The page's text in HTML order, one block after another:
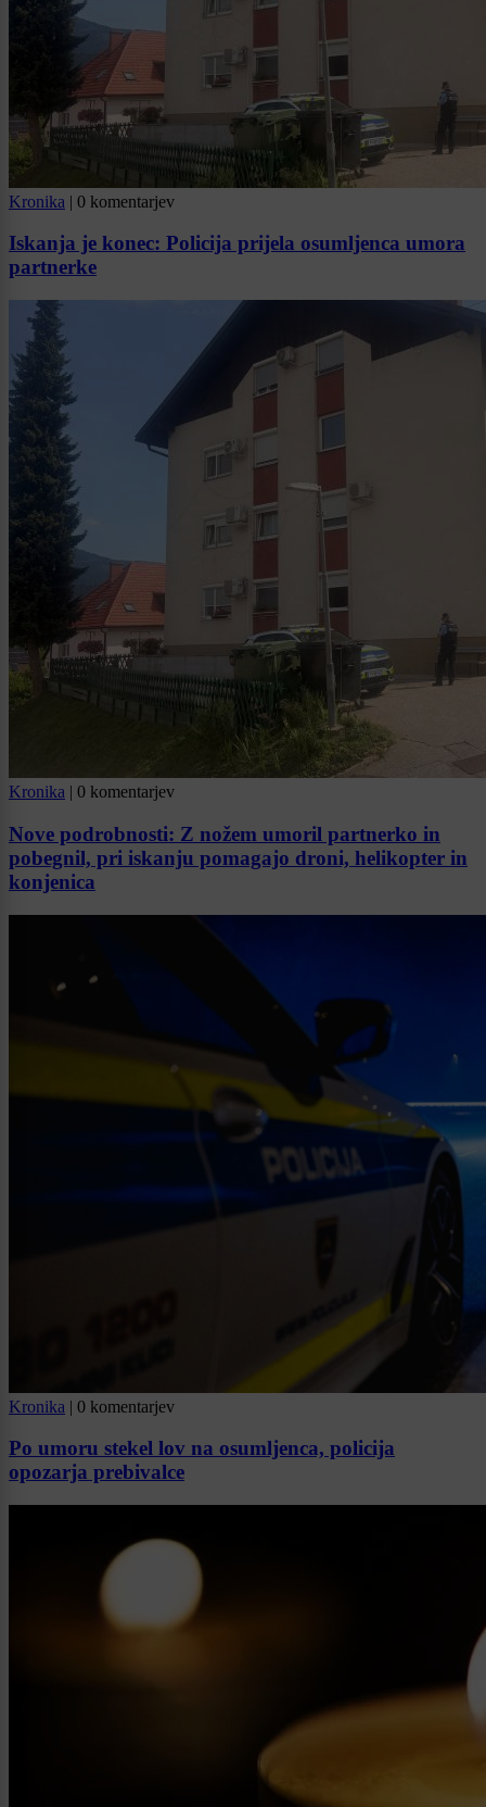
Kronika | 0 komentarjev
Iskanja je konec: Policija prijela osumljenca umora
partnerke
Kronika | 0 komentarjev
Nove podrobnosti: Z nožem umoril partnerko in
pobegnil, pri iskanju pomagajo droni, helikopter in
konjenica
Kronika | 0 komentarjev
Po umoru stekel lov na osumljenca, policija
opozarja prebivalce